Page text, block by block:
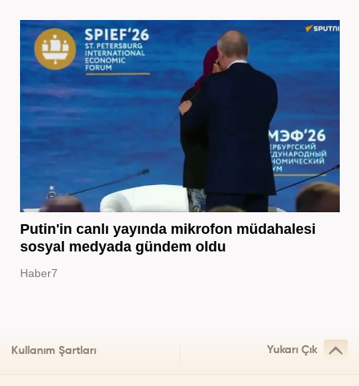
Putin'in canlı yayında mikrofon müdahalesi
sosyal medyada gündem oldu
Haber7
Kullanım Şartları Yukarı Çık